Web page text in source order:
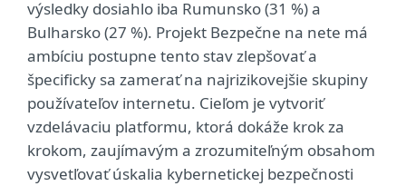
výsledky dosiahlo iba Rumunsko (31 %) a
Bulharsko (27 %). Projekt Bezpečne na nete má
ambíciu postupne tento stav zlepšovať a
špecificky sa zamerať na najrizikovejšie skupiny
používateľov internetu. Cieľom je vytvoriť
vzdelávaciu platformu, ktorá dokáže krok za
krokom, zaujímavým a zrozumiteľným obsahom
vysvetľovať úskalia kybernetickej bezpečnosti